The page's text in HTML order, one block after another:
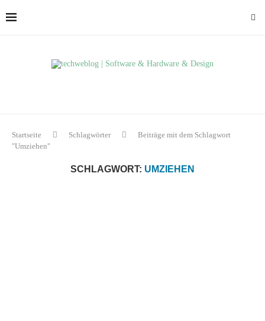
Startseite Schlagwörter
Beiträge mit dem Schlagwort
"Umziehen"
SCHLAGWORT: UMZIEHEN